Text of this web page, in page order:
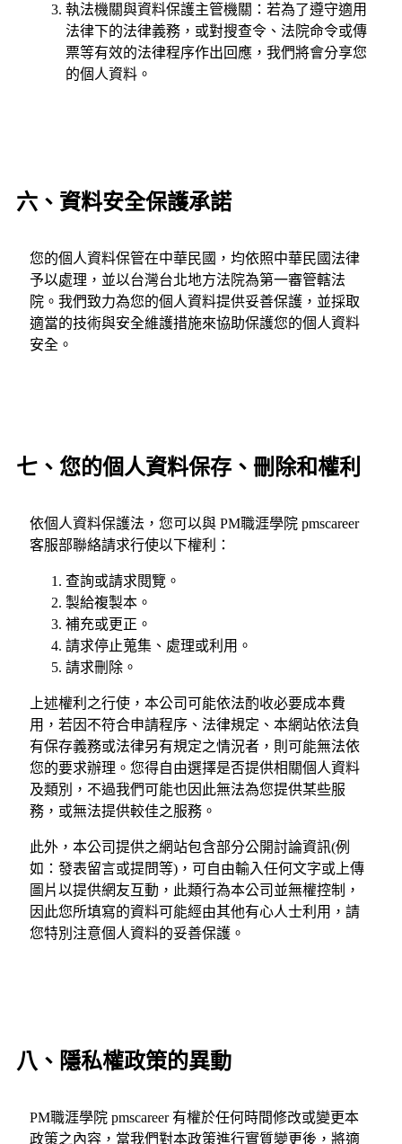
執法機關與資料保護主管機關：若為了遵守適用
法律下的法律義務，或對搜查令、法院命令或傳
票等有效的法律程序作出回應，我們將會分享您
的個人資料。
六、資料安全保護承諾
您的個人資料保管在中華民國，均依照中華民國法律
予以處理，並以台灣台北地方法院為第一審管轄法
院。我們致力為您的個人資料提供妥善保護，並採取
適當的技術與安全維護措施來協助保護您的個人資料
安全。
七、您的個人資料保存、刪除和權利
依個人資料保護法，您可以與 PM職涯學院 pmscareer
客服部聯絡請求行使以下權利：
查詢或請求閱覽。
製給複製本。
補充或更正。
請求停止蒐集、處理或利用。
請求刪除。
上述權利之行使，本公司可能依法酌收必要成本費
用，若因不符合申請程序、法律規定、本網站依法負
有保存義務或法律另有規定之情況者，則可能無法依
您的要求辦理。您得自由選擇是否提供相關個人資料
及類別，不過我們可能也因此無法為您提供某些服
務，或無法提供較佳之服務。
此外，本公司提供之網站包含部分公開討論資訊(例
如：發表留言或提問等)，可自由輸入任何文字或上傳
圖片以提供網友互動，此類行為本公司並無權控制，
因此您所填寫的資料可能經由其他有心人士利用，請
您特別注意個人資料的妥善保護。
八、隱私權政策的異動
PM職涯學院 pmscareer 有權於任何時間修改或變更本
政策之內容，當我們對本政策進行實質變更後，將適